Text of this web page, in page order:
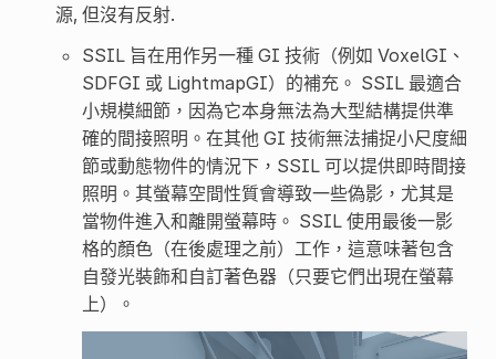
源, 但沒有反射.
SSIL 旨在用作另一種 GI 技術（例如 VoxelGI、
SDFGI 或 LightmapGI）的補充。 SSIL 最適合
小規模細節，因為它本身無法為大型結構提供準
確的間接照明。在其他 GI 技術無法捕捉小尺度細
節或動態物件的情況下，SSIL 可以提供即時間接
照明。其螢幕空間性質會導致一些偽影，尤其是
當物件進入和離開螢幕時。 SSIL 使用最後一影
格的顏色（在後處理之前）工作，這意味著包含
自發光裝飾和自訂著色器（只要它們出現在螢幕
上）。